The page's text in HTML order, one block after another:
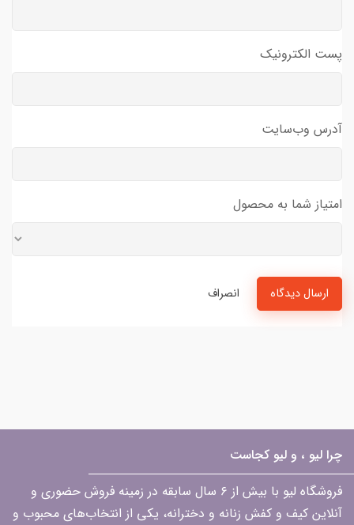
پست الکترونیک
آدرس وب‌سایت
امتیاز شما به محصول
ارسال دیدگاه انصراف
چرا لیو ، و لیو کجاست
فروشگاه لیو با بیش از ۶ سال سابقه در زمینه فروش حضوری و
آنلاین کیف و کفش زنانه و دخترانه، یکی از انتخاب‌های محبوب و